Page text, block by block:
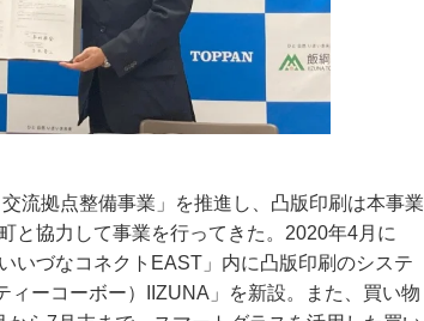
流拠点整備事業」を推進し、凸版印刷は本事業
と協力して事業を行ってきた。2020年4月に
いづなコネクトEAST」内に凸版印刷のシステ
ィーコーボー）IIZUNA」を新設。また、買い物